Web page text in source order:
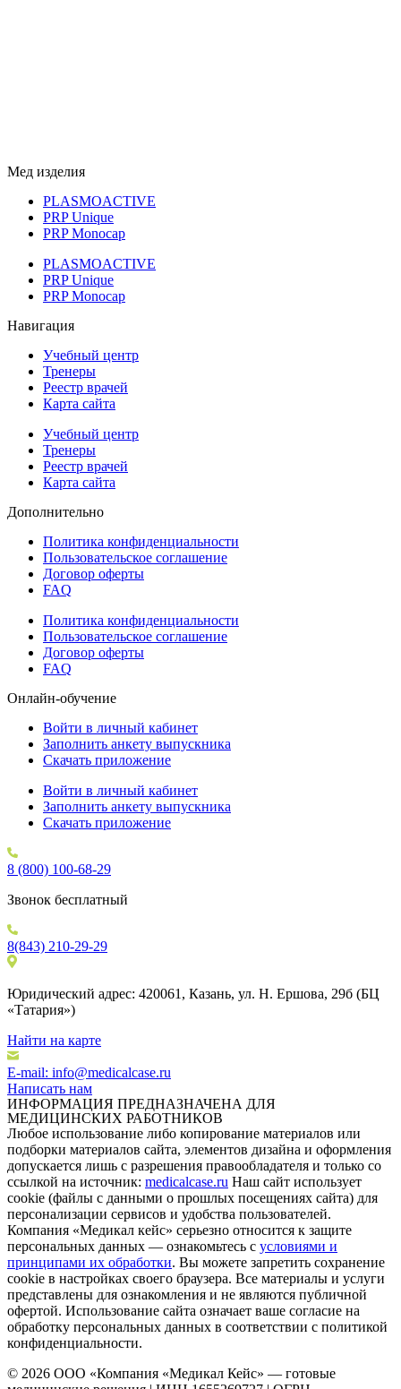
Мед изделия
PLASMOACTIVE
PRP Unique
PRP Monocap
PLASMOACTIVE
PRP Unique
PRP Monocap
Навигация
Учебный центр
Тренеры
Реестр врачей
Карта сайта
Учебный центр
Тренеры
Реестр врачей
Карта сайта
Дополнительно
Политика конфиденциальности
Пользовательское соглашение
Договор оферты
FAQ
Политика конфиденциальности
Пользовательское соглашение
Договор оферты
FAQ
Онлайн-обучение
Войти в личный кабинет
Заполнить анкету выпускника
Скачать приложение
Войти в личный кабинет
Заполнить анкету выпускника
Скачать приложение
8 (800) 100-68-29
Звонок бесплатный
8(843) 210-29-29
Юридический адрес: 420061, Казань, ул. Н. Ершова, 29б (БЦ
«Татария»)
Найти на карте
E-mail: info@medicalcase.ru
Написать нам
ИНФОРМАЦИЯ ПРЕДНАЗНАЧЕНА ДЛЯ
МЕДИЦИНСКИХ РАБОТНИКОВ
Любое использование либо копирование материалов или
подборки материалов сайта, элементов дизайна и оформления
допускается лишь с разрешения правообладателя и только со
ссылкой на источник: medicalcase.ru Наш сайт использует
cookie (файлы с данными о прошлых посещениях сайта) для
персонализации сервисов и удобства пользователей.
Компания «Медикал кейс» серьезно относится к защите
персональных данных — ознакомьтесь с условиями и
принципами их обработки. Вы можете запретить сохранение
cookie в настройках своего браузера. Все материалы и услуги
представлены для ознакомления и не являются публичной
офертой. Использование сайта означает ваше согласие на
обработку персональных данных в соответствии с политикой
конфиденциальности.
© 2026 ООО «Компания «Медикал Кейс» — готовые